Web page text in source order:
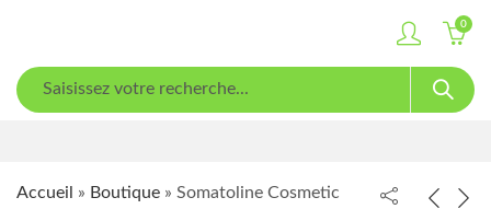
0
Accueil » Boutique » Somatoline Cosmetic